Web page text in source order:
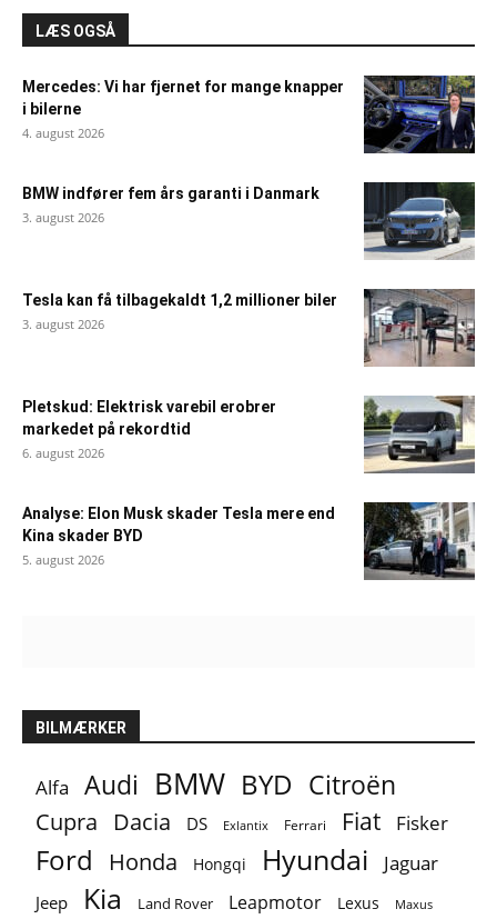
LÆS OGSÅ
Mercedes: Vi har fjernet for mange knapper
i bilerne
4. august 2026
BMW indfører fem års garanti i Danmark
3. august 2026
Tesla kan få tilbagekaldt 1,2 millioner biler
3. august 2026
Pletskud: Elektrisk varebil erobrer
markedet på rekordtid
6. august 2026
Analyse: Elon Musk skader Tesla mere end
Kina skader BYD
5. august 2026
BILMÆRKER
Alfa Audi BMW BYD Citroën
Cupra Dacia DS Exlantix Ferrari Fiat Fisker
Ford Honda Hongqi Hyundai Jaguar
Jeep Kia Land Rover Leapmotor Lexus Maxus